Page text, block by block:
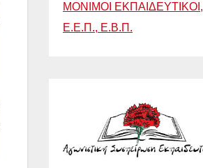
ΜΟΝΙΜΟΙ ΕΚΠΑΙΔΕΥΤΙΚΟΙ,
Ε.Ε.Π., Ε.Β.Π.